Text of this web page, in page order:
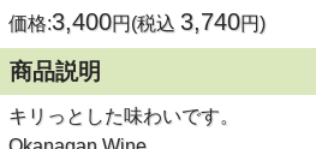
価格:3,400円(税込 3,740円)
商品説明
キリっとした味わいです。